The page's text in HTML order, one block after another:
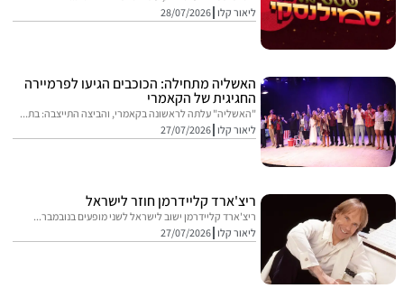
ליאור קלו 28/07/2026
האשליה מתחילה: הכוכבים הגיעו לפרמיירה
החגיגית של הקאמרי
"האשליה" עלתה לראשונה בקאמרי, והביצה התייצבה: בת...
ליאור קלו 27/07/2026
ריצ'ארד קליידרמן חוזר לישראל
ריצ'ארד קליידרמן ישוב לישראל לשני מופעים בנובמבר...
ליאור קלו 27/07/2026